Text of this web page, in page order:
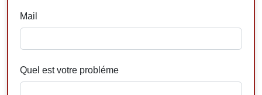
Mail
Quel est votre probléme